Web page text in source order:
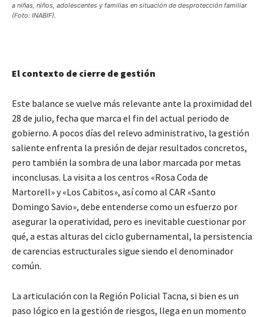
a niñas, niños, adolescentes y familias en situación de desprotección familiar
(Foto: INABIF).
El contexto de cierre de gestión
Este balance se vuelve más relevante ante la proximidad del
28 de julio, fecha que marca el fin del actual periodo de
gobierno. A pocos días del relevo administrativo, la gestión
saliente enfrenta la presión de dejar resultados concretos,
pero también la sombra de una labor marcada por metas
inconclusas. La visita a los centros «Rosa Coda de
Martorell» y «Los Cabitos», así como al CAR «Santo
Domingo Savio», debe entenderse como un esfuerzo por
asegurar la operatividad, pero es inevitable cuestionar por
qué, a estas alturas del ciclo gubernamental, la persistencia
de carencias estructurales sigue siendo el denominador
común.
La articulación con la Región Policial Tacna, si bien es un
paso lógico en la gestión de riesgos, llega en un momento